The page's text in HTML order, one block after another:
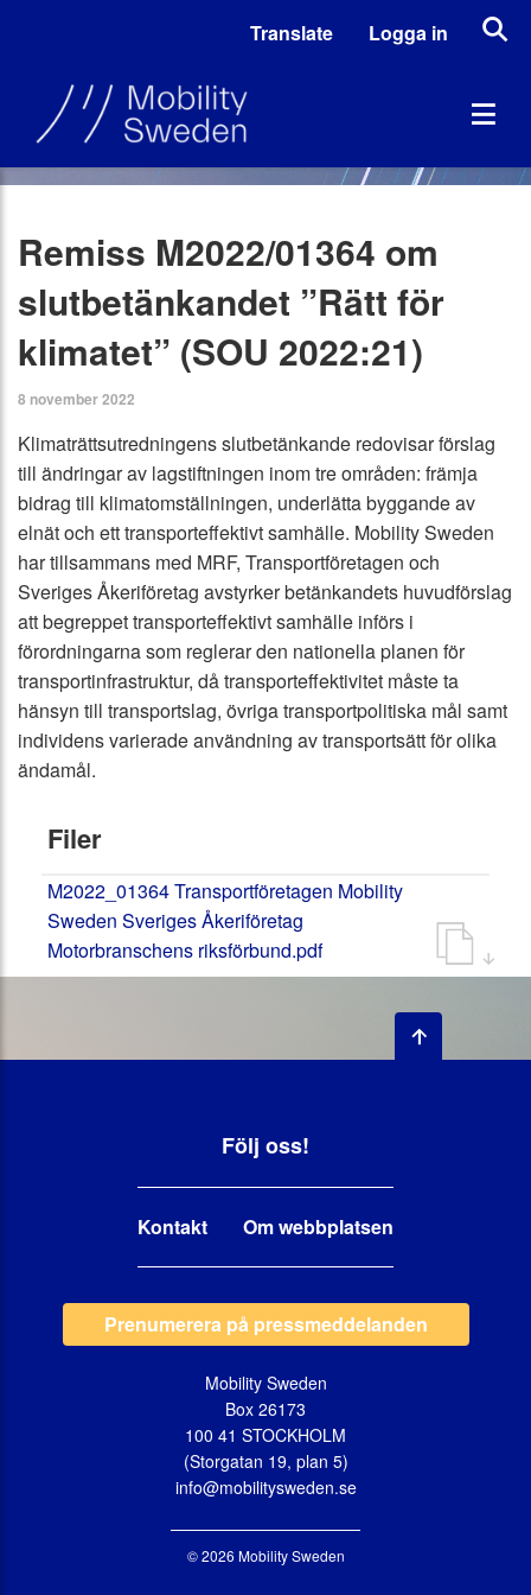
Translate Logga in
Remiss M2022/01364 om
slutbetänkandet ”Rätt för
klimatet” (SOU 2022:21)
8 november 2022
Klimaträttsutredningens slutbetänkande redovisar förslag
till ändringar av lagstiftningen inom tre områden: främja
bidrag till klimatomställningen, underlätta byggande av
elnät och ett transporteffektivt samhälle. Mobility Sweden
har tillsammans med MRF, Transportföretagen och
Sveriges Åkeriföretag avstyrker betänkandets huvudförslag
att begreppet transporteffektivt samhälle införs i
förordningarna som reglerar den nationella planen för
transportinfrastruktur, då transporteffektivitet måste ta
hänsyn till transportslag, övriga transportpolitiska mål samt
individens varierade användning av transportsätt för olika
ändamål.
Filer
M2022_01364 Transportföretagen Mobility
Sweden Sveriges Åkeriföretag
Motorbranschens riksförbund.pdf
Följ oss!
Kontakt Om webbplatsen
Prenumerera på pressmeddelanden
Mobility Sweden
Box 26173
100 41 STOCKHOLM
(Storgatan 19, plan 5)
info@mobilitysweden.se
© 2026 Mobility Sweden